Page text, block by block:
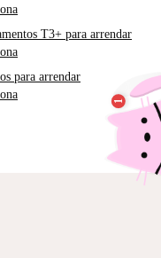
T3+ para arrendar
para arrendar